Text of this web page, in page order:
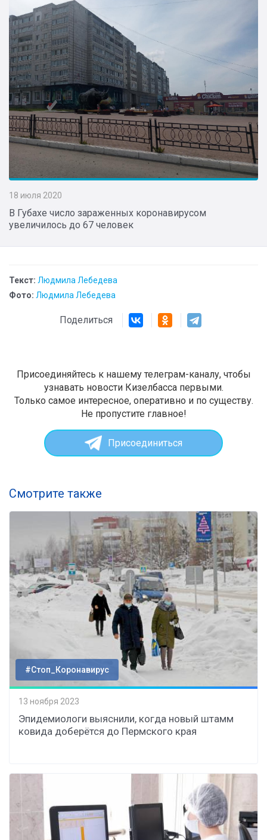
18 июля 2020
В Губахе число зараженных коронавирусом
увеличилось до 67 человек
Текст: Людмила Лебедева
Фото: Людмила Лебедева
Поделиться
Присоединяйтесь к нашему телеграм-каналу, чтобы
узнавать новости Кизелбасса первыми.
Только самое интересное, оперативно и по существу.
Не пропустите главное!
Присоединиться
Смотрите также
#Стоп_Коронавирус
13 ноября 2023
Эпидемиологи выяснили, когда новый штамм
ковида доберётся до Пермского края